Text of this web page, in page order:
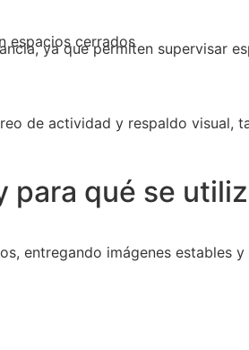
espacios cerrados
ya que permiten supervisar
de actividad y respaldo visual,
para qué se
entregando imágenes estables